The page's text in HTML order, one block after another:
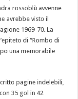
rossoblù avvenne
avrebbe visto il
1969-70. La
di “Rombo di
una memorabile
pagine indelebili,
35 gol in 42